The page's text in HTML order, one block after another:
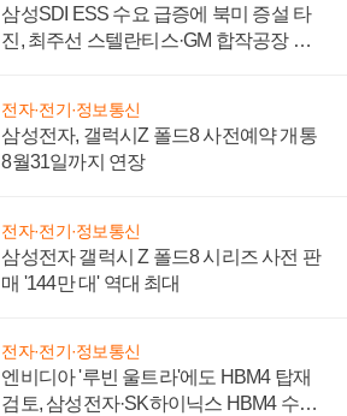
삼성SDI ESS 수요 급증에 북미 증설 타
진, 최주선 스텔란티스·GM 합작공장 건
전자·전기·정보통신
삼성전자, 갤럭시Z 폴드8 사전예약 개통
8월31일까지 연장
전자·전기·정보통신
삼성전자 갤럭시 Z 폴드8 시리즈 사전 판
매 '144만 대' 역대 최대
전자·전기·정보통신
엔비디아 '루빈 울트라'에도 HBM4 탑재
검토, 삼성전자·SK하이닉스 HBM4 수율